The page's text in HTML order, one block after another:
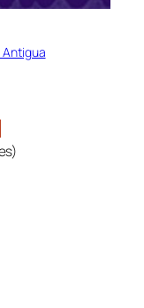
Antigua
)